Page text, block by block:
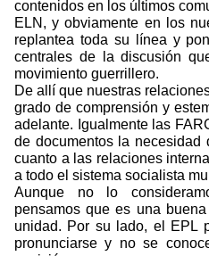
contenidos en los últimos
ELN, y obviamente en los
replantea toda su línea y
centrales de la discusión
movimiento guerrillero.
De allí que nuestras
grado de comprensión y
adelante. Igualmente las
de documentos la
cuanto a las relaciones
a todo el sistema socialista
Aunque no lo
pensamos que es una
unidad. Por su lado, el EPL
pronunciarse y no se